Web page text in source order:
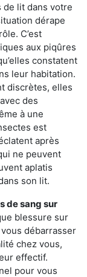
de lit dans votre
dérape
C’est
aux piqûres
constatent
leur habitation.
discrètes, elles
des
à une
est
après
ne peuvent
aplatis
son lit.
de sang sur
blessure sur
débarrasser
chez vous,
effectif.
pour vous